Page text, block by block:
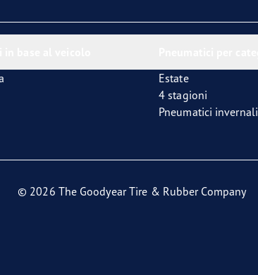
Estate
4 stagioni
Pneumatici invernali
© 2026 The Goodyear Tire & Rubber Company